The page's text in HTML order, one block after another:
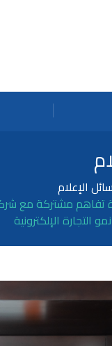
الإعلام
تفاهم مشتركة مع
التجارة الإلكترونية